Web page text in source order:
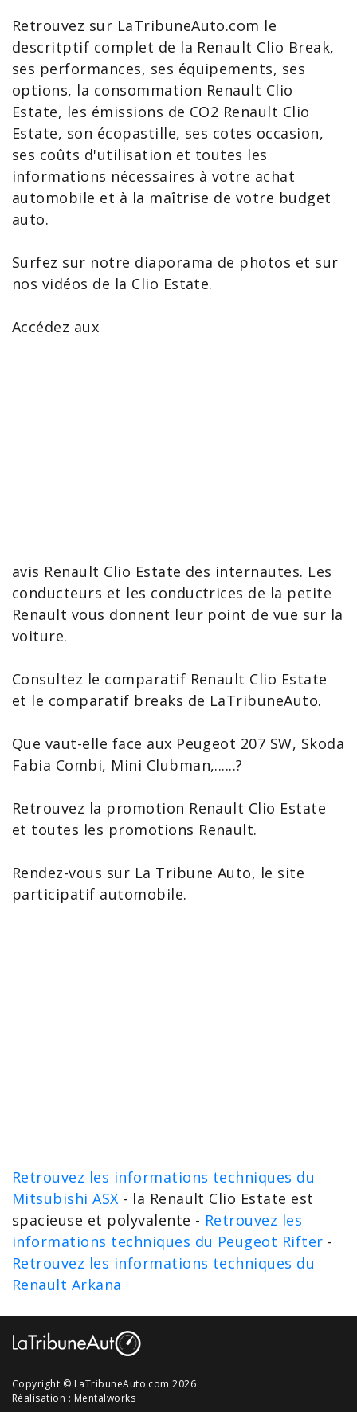
Retrouvez sur LaTribuneAuto.com le
descritptif complet de la Renault Clio Break,
ses performances, ses équipements, ses
options, la consommation Renault Clio
Estate, les émissions de CO2 Renault Clio
Estate, son écopastille, ses cotes occasion,
ses coûts d'utilisation et toutes les
informations nécessaires à votre achat
automobile et à la maîtrise de votre budget
auto.
Surfez sur notre diaporama de photos et sur
nos vidéos de la Clio Estate.
Accédez aux
avis Renault Clio Estate des internautes. Les
conducteurs et les conductrices de la petite
Renault vous donnent leur point de vue sur la
voiture.
Consultez le comparatif Renault Clio Estate
et le comparatif breaks de LaTribuneAuto.
Que vaut-elle face aux Peugeot 207 SW, Skoda
Fabia Combi, Mini Clubman,......?
Retrouvez la promotion Renault Clio Estate
et toutes les promotions Renault.
Rendez-vous sur La Tribune Auto, le site
participatif automobile.
Retrouvez les informations techniques du
Mitsubishi ASX - la Renault Clio Estate est
spacieuse et polyvalente - Retrouvez les
informations techniques du Peugeot Rifter -
Retrouvez les informations techniques du
Renault Arkana
Copyright © LaTribuneAuto.com 2026
Réalisation : Mentalworks